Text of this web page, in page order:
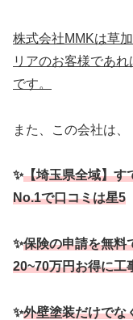
株式会社MMKは草
リアのお客様であ
です。
また、この会社は、
✨【埼玉県全域】す
No.1で口コミは星5
✨保険の申請を無料
20~70万円お得に工
✨外壁塗装だけでな